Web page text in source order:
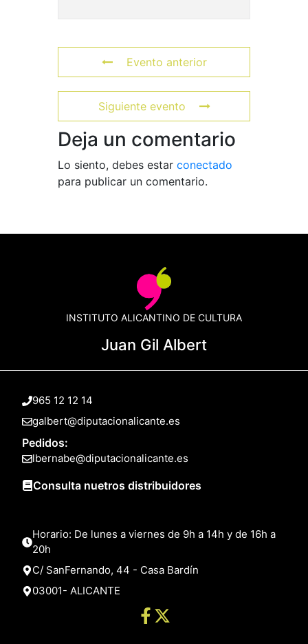
Evento anterior
Siguiente evento
Deja un comentario
Lo siento, debes estar conectado
para publicar un comentario.
INSTITUTO ALICANTINO DE CULTURA
Juan Gil Albert
965 12 12 14
galbert@diputacionalicante.es
Pedidos:
lbernabe@diputacionalicante.es
Consulta nuetros distribuidores
Horario: De lunes a viernes de 9h a 14h y de 16h a
20h
C/ SanFernando, 44 - Casa Bardín
03001- ALICANTE